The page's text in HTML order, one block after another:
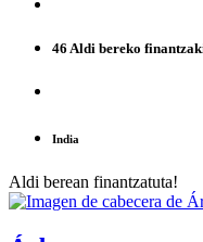
46 Aldi bereko
India
Aldi berean finantzatuta!